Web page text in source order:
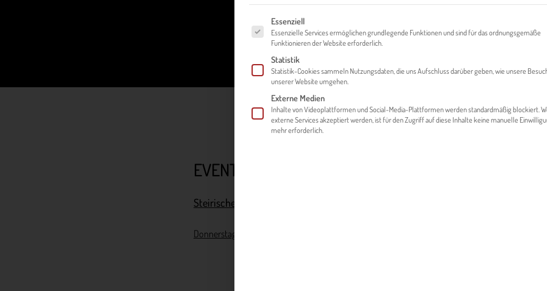
EVENTS
Steirischer EXPORTTAG 2026: (Süd-)Osteuropa in Bewegung – Wachstum,
Donnerstag, 12. November 2026 | 09:30 - 15:30 Uhr | Graz
Es folgt eine Liste der Service-Gruppen, für die eine Einwilligung erteilt werden
Essenziell
Essenzielle Services ermöglichen grundlegende Funktionen und sind für das ordnungsgemäße
Funktionieren der Website erforderlich.
Statistik
Statistik-Cookies sammeln Nutzungsdaten, die uns Aufschluss darüber geben, wie unsere
unserer Website umgehen.
Externe Medien
Inhalte von Videoplattformen und Social-Media-Plattformen werden standardmäßig blockiert.
externe Services akzeptiert werden, ist für den Zugriff auf diese Inhalte keine manuelle
mehr erforderlich.